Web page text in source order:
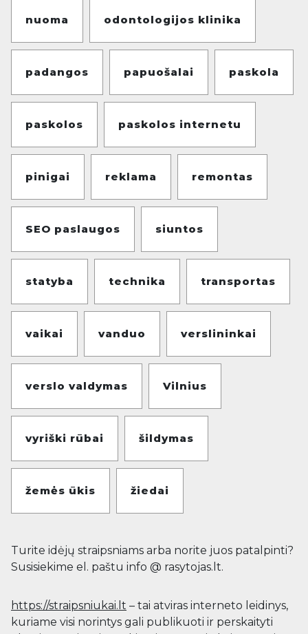
nuoma odontologijos klinika
padangos papuošalai paskola
paskolos paskolos internetu
pinigai reklama remontas
SEO paslaugos siuntos
statyba technika transportas
vaikai vanduo verslininkai
verslo valdymas Vilnius
vyriški rūbai šildymas
žemės ūkis žiedai
Turite idėjų straipsniams arba norite juos patalpinti?
Susisiekime el. paštu info @ rasytojas.lt.
https://straipsniukai.lt – tai atviras interneto leidinys,
kuriame visi norintys gali publikuoti ir perskaityti